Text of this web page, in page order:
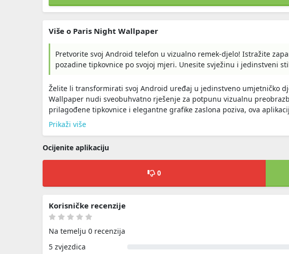
Više o Paris Night Wallpaper
Pretvorite svoj Android telefon u vizualno remek-djelo! Istražite
pozadine tipkovnice po svojoj mjeri. Unesite svježinu i jedinstveni
Želite li transformirati svoj Android uređaj u jedinstveno umjetničko
Wallpaper nudi sveobuhvatno rješenje za potpunu vizualnu
prilagođene tipkovnice i elegantne grafike zaslona poziva, ova
Prikaži više
Ocijenite aplikaciju
0
Korisničke recenzije
Na temelju 0 recenzija
5 zvjezdica